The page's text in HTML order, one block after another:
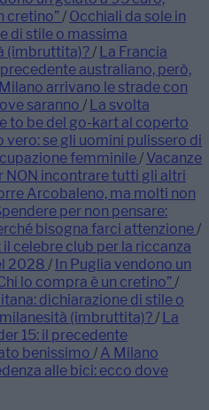
cretino”/ Occhiali da sole in
di stile o massima
(imbruttita)?/ La Francia
australiano, però,
arrivano le strade con
saranno / La svolta
to be del go-kart al coperto
vero: se gli uomini pulissero di
femminile/ Vacanze
NON incontrare tutti gli altri
Arcobaleno, ma molti non
per non pensare:
bisogna farci attenzione/
celebre club per la riccanza
2028/ In Puglia vendono un
lo compra è un cretino”/
dichiarazione di stile o
(imbruttita)?/ La
15: il precedente
benissimo / A Milano
alle bici: ecco dove